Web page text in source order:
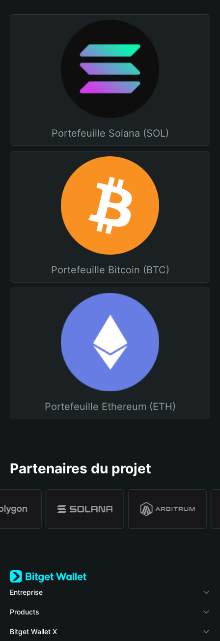
Portefeuille Solana (SOL)
Portefeuille Bitcoin (BTC)
Portefeuille Ethereum (ETH)
Partenaires du projet
Entreprise
À propos de Bitget Wallet
Blog
Products
Crypto Card
Bitget Wallet X